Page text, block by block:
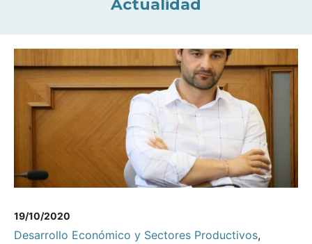
Actualidad
19/10/2020
Desarrollo Económico y Sectores Productivos,